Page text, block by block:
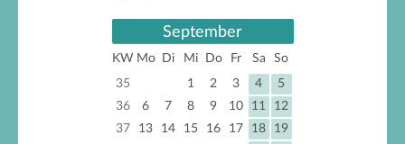
September
KW Mo Di Mi Do Fr Sa
So
35
1 2 3 4
5
36
6 7 8 9 10 11
12
37
13 14 15 16 17 18
19